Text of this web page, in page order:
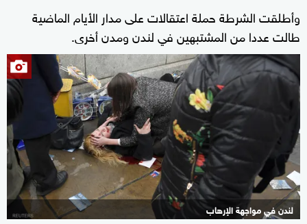
وأطلقت الشرطة حملة اعتقالات على مدار الأيام الماضية
طالت عددا من المشتبهين في لندن ومدن أخرى.
لندن في مواجهة الإرهاب